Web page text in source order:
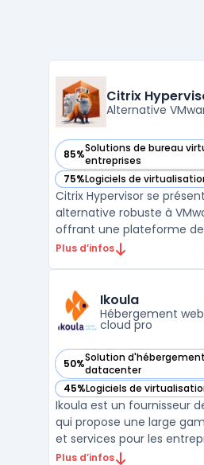
Citrix
Alternative
85%Solutions de bureau
entreprises
— voir Citrix Hypervisor dans
75%Logiciels de
— voir Citrix Hypervisor dans
Citrix Hypervisor se
alternative robuste à
offrant une plateforme
serveur avancée qui
Hypervisor est idéal pour
cherchant à b ...
Plus d’infos
Ikoula
Hébergement
cloud pro
50%Solution
datacenter
— voir Ikoula dans cette
45%Logiciels de
— voir Ikoula dans cette
Ikoula est un fournisseur
qui propose une large
et services pour les
particuliers. Depuis plus
Plus d’infos